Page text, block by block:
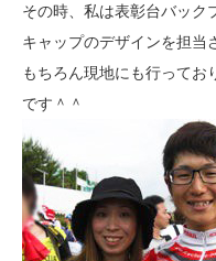
その時、私は表彰台バック
キャップのデザインを担当
もちろん現地にも行ってお
です＾＾